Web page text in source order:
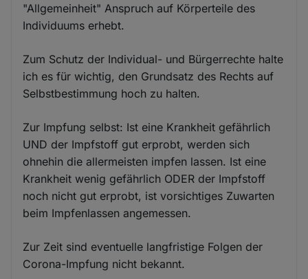
"Allgemeinheit" Anspruch auf Körperteile des
Individuums erhebt.
Zum Schutz der Individual- und Bürgerrechte halte
ich es für wichtig, den Grundsatz des Rechts auf
Selbstbestimmung hoch zu halten.
Zur Impfung selbst: Ist eine Krankheit gefährlich
UND der Impfstoff gut erprobt, werden sich
ohnehin die allermeisten impfen lassen. Ist eine
Krankheit wenig gefährlich ODER der Impfstoff
noch nicht gut erprobt, ist vorsichtiges Zuwarten
beim Impfenlassen angemessen.
Zur Zeit sind eventuelle langfristige Folgen der
Corona-Impfung nicht bekannt.